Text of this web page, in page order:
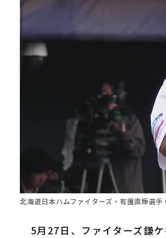
北海道日本ハムファイターズ・有薗直輝選
5月27日、ファイターズ鎌